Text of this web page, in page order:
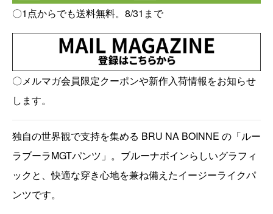
〇1点からでも送料無料。8/31まで
〇メルマガ会員限定クーポンや新作入荷情報をお知らせ
します。
独自の世界観で支持を集める BRU NA BOINNE の「ルー
ラブーラMGTパンツ」。ブルーナボインらしいグラフィ
ックと、快適な穿き心地を兼ね備えたイージーライクパ
ンツです。